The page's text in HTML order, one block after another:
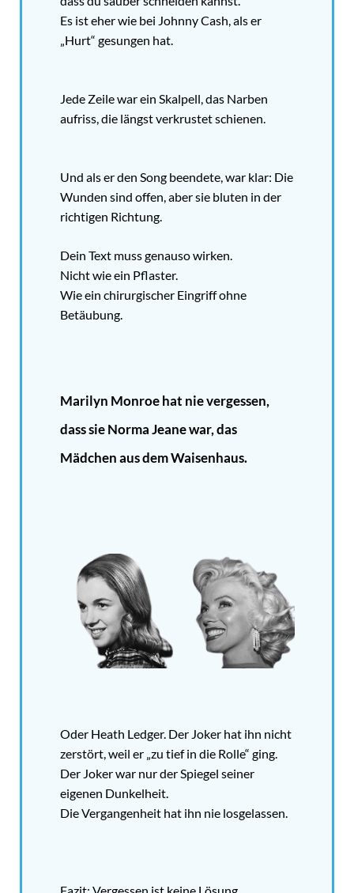
Es ist eher wie bei Johnny Cash, als er
„Hurt“ gesungen hat.
Jede Zeile war ein Skalpell, das Narben
aufriss, die längst verkrustet schienen.
Und als er den Song beendete, war klar: Die
Wunden sind offen, aber sie bluten in der
richtigen Richtung.
Dein Text muss genauso wirken.
Nicht wie ein Pflaster.
Wie ein chirurgischer Eingriff ohne
Betäubung.
Marilyn Monroe hat nie vergessen,
dass sie Norma Jeane war, das
Mädchen aus dem Waisenhaus.
Oder Heath Ledger. Der Joker hat ihn nicht
zerstört, weil er „zu tief in die Rolle“ ging.
Der Joker war nur der Spiegel seiner
eigenen Dunkelheit.
Die Vergangenheit hat ihn nie losgelassen.
Fazit: Vergessen ist keine Lösung.